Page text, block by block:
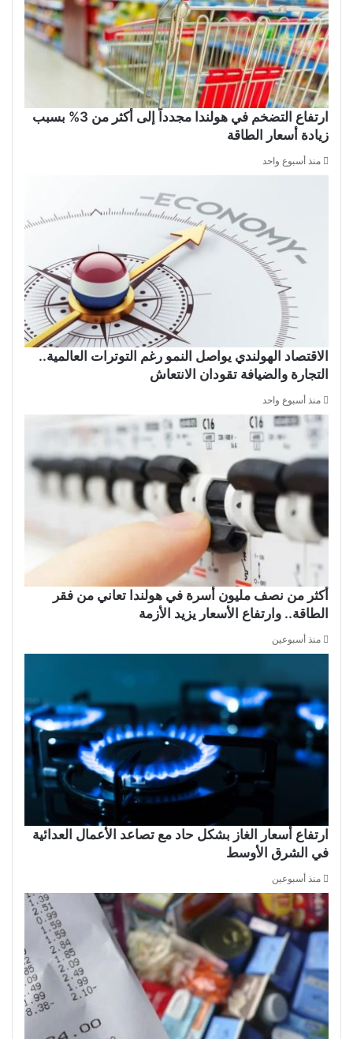
ارتفاع التضخم في هولندا مجدداً إلى أكثر من 3% بسبب
زيادة أسعار الطاقة
منذ أسبوع واحد
الاقتصاد الهولندي يواصل النمو رغم التوترات العالمية..
التجارة والضيافة تقودان الانتعاش
منذ أسبوع واحد
أكثر من نصف مليون أسرة في هولندا تعاني من فقر
الطاقة.. وارتفاع الأسعار يزيد الأزمة
منذ أسبوعين
ارتفاع أسعار الغاز بشكل حاد مع تصاعد الأعمال العدائية
في الشرق الأوسط
منذ أسبوعين